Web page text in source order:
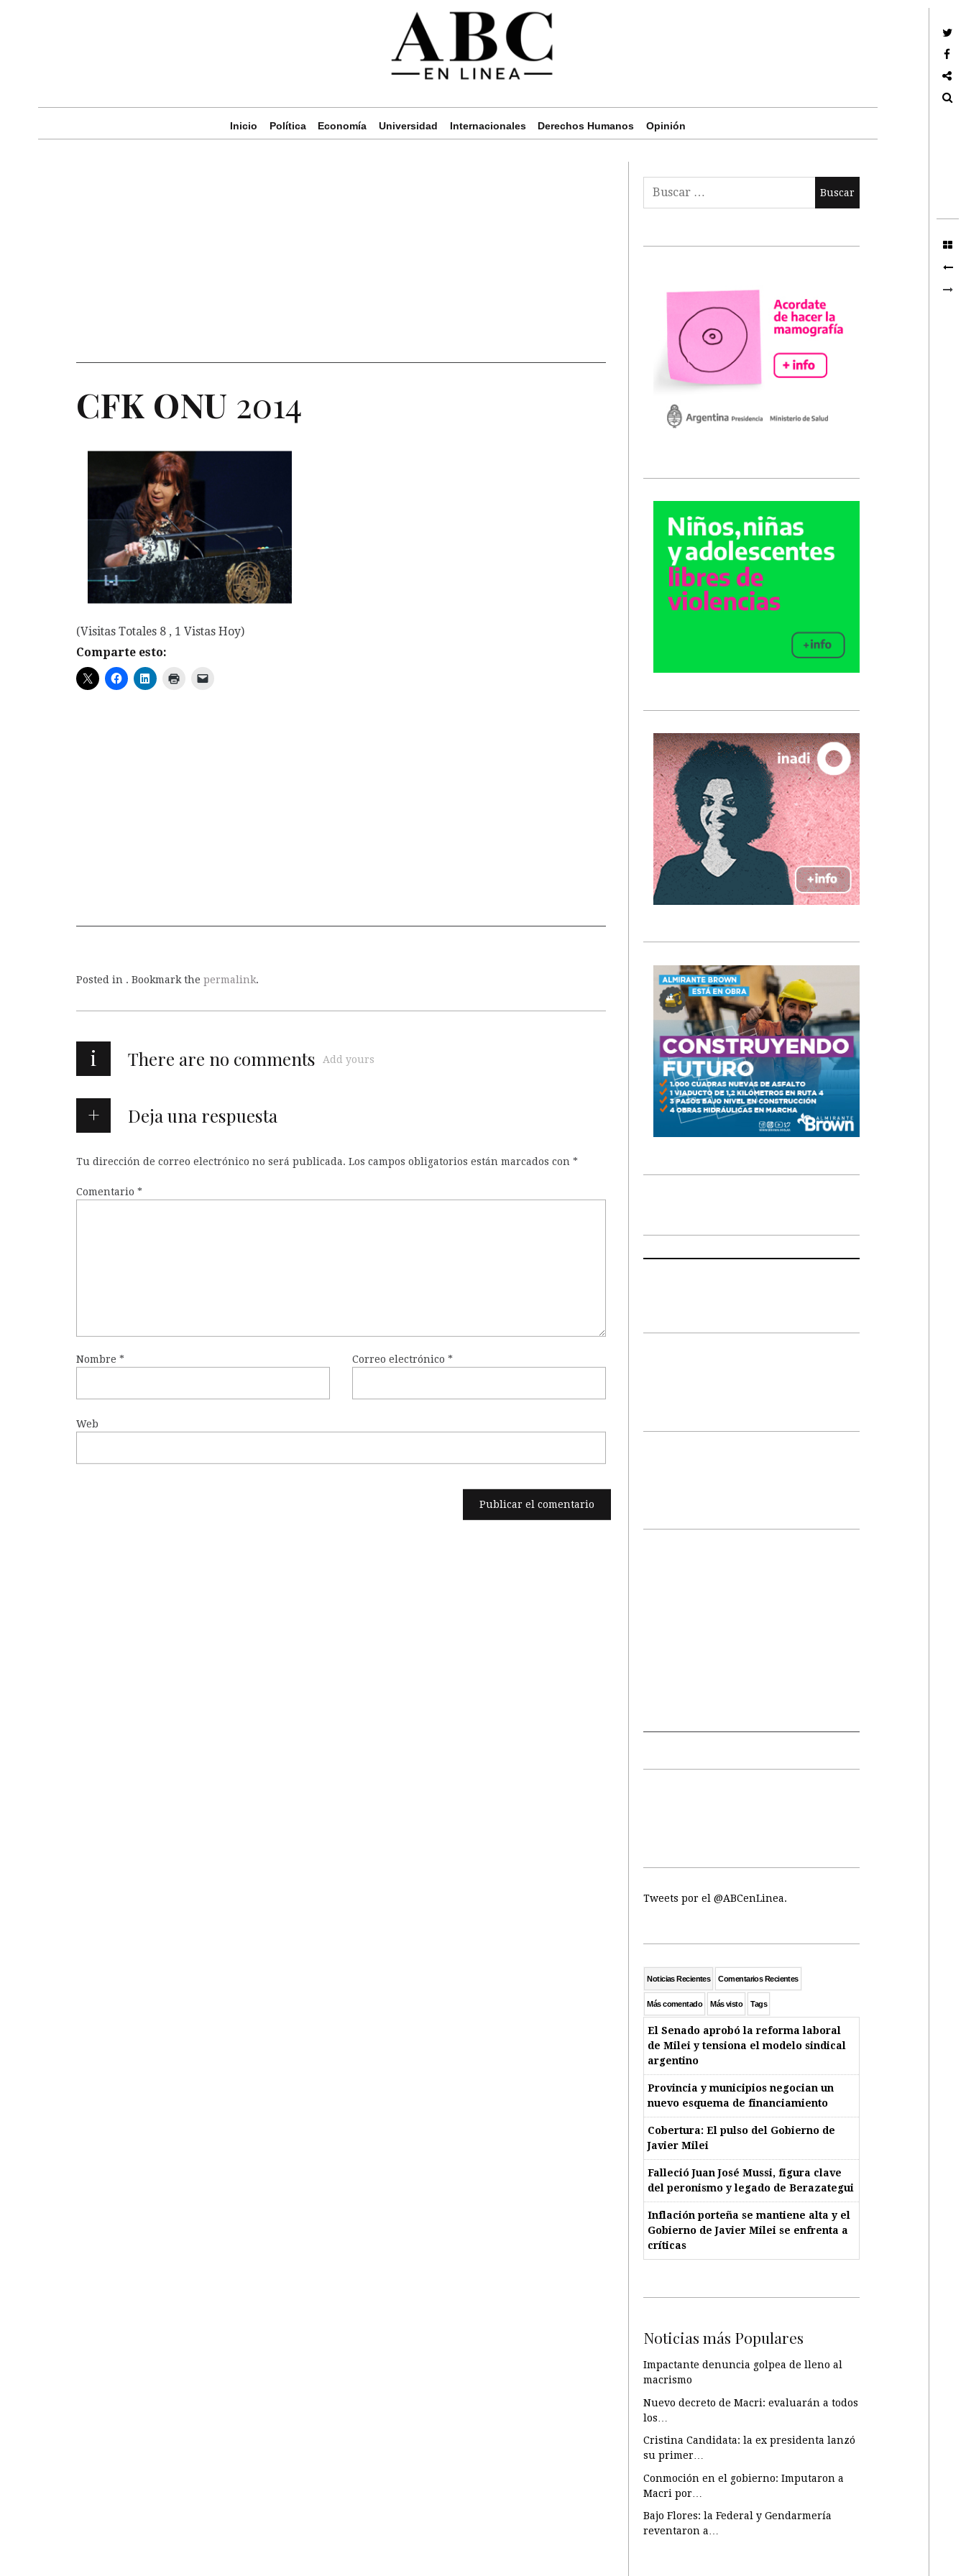
Inicio Política Economía Universidad Internacionales Derechos Humanos Opinión
CFK ONU 2014
(Visitas Totales 8 , 1 Vistas Hoy)
Comparte esto:
Posted in . Bookmark the permalink.
i There are no comments Add yours
Deja una respuesta
Tu dirección de correo electrónico no será publicada. Los campos obligatorios están marcados con *
Comentario *
Nombre * Correo electrónico*
Web
Tweets por el @ABCenLinea.
Noticias Recientes Comentarios Recientes
Más comentado Más visto Tags
El Senado aprobó la reforma laboral
de Milei y tensiona el modelo sindical
argentino
Provincia y municipios negocian un
nuevo esquema de financiamiento
Cobertura: El pulso del Gobierno de
Javier Milei
Falleció Juan José Mussi, figura clave
del peronismo y legado de Berazategui
Inflación porteña se mantiene alta y el
Gobierno de Javier Milei se enfrenta a
críticas
Noticias más Populares
Impactante denuncia golpea de lleno al
macrismo
Nuevo decreto de Macri: evaluarán a todos
los…
Cristina Candidata: la ex presidenta lanzó
su primer…
Conmoción en el gobierno: Imputaron a
Macri por…
Bajo Flores: la Federal y Gendarmería
reventaron a…